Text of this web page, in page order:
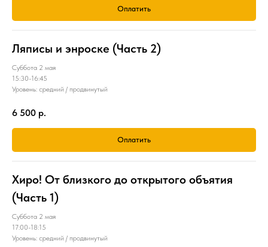
Оплатить
Ляписы и энроске (Часть 2)
Суббота 2 мая
15:30-16:45
Уровень: средний / продвинутый
6 500 р.
Оплатить
Хиро! От близкого до открытого объятия
(Часть 1)
Суббота 2 мая
17:00-18:15
Уровень: средний / продвинутый